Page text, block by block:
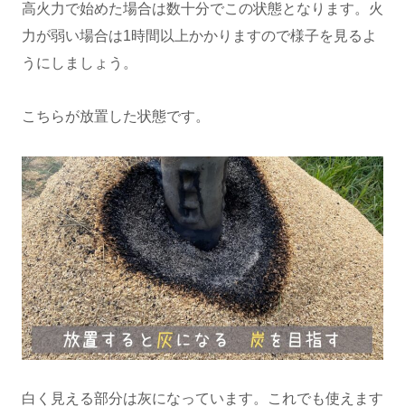
高火力で始めた場合は数十分でこの状態となります。火
力が弱い場合は1時間以上かかりますので様子を見るよ
うにしましょう。
こちらが放置した状態です。
白く見える部分は灰になっています。これでも使えます